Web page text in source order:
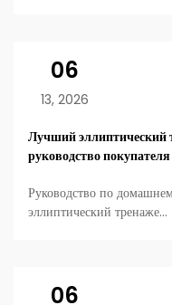
06
13, 2026
Лучший эллиптический
руководство покупателя
Руководство по домашнему
эллиптический тренаже...
06